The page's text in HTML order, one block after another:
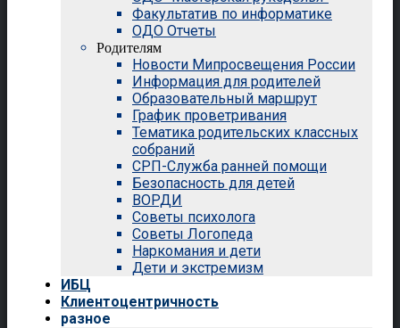
Факультатив по информатике
ОДО Отчеты
Родителям
Новости Мипросвещения России
Информация для родителей
Образовательный маршрут
График проветривания
Тематика родительских классных
собраний
СРП-Служба ранней помощи
Безопасность для детей
ВОРДИ
Советы психолога
Советы Логопеда
Наркомания и дети
Дети и экстремизм
ИБЦ
Клиентоцентричность
разное